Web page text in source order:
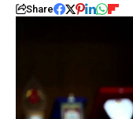
Share